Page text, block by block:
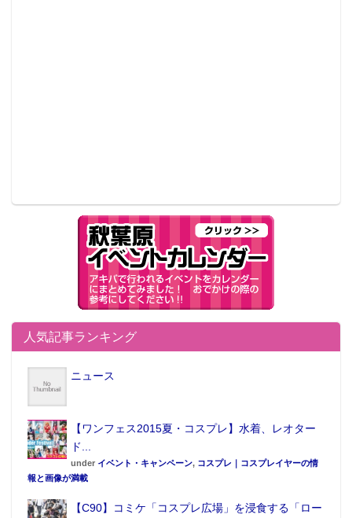
せる内容となっている。普段ゲームではなかなか見る
ことのできない、「クロエ・ルメール」との絡みが必
■第1話「はじめての約束」（あらすじ）
人気記事ランキング
ニュース
【ワンフェス2015夏・コスプレ】水着、レオター
ド...
under イベント・キャンペーン, コスプレ｜コスプレイヤーの情
報と画像が満載
【C90】コミケ「コスプレ広場」を浸食する「ロー